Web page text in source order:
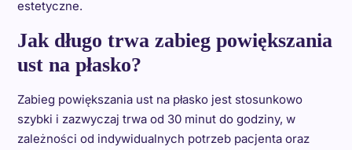
estetyczne.
Jak długo trwa zabieg powiększania
ust na płasko?
Zabieg powiększania ust na płasko jest stosunkowo
szybki i zazwyczaj trwa od 30 minut do godziny, w
zależności od indywidualnych potrzeb pacjenta oraz